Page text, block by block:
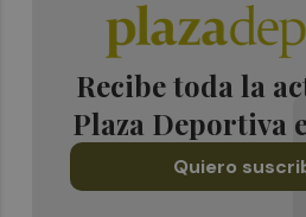
Recibe toda la
Plaza Deportiva
Quiero